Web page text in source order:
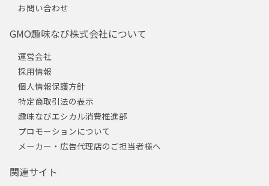
お問い合わせ
GMO趣味なび株式会社について
運営会社
採用情報
個人情報保護方針
特定商取引法の表示
趣味なびエシカル消費推進部
プロモーションについて
メーカー・広告代理店のご担当者様へ
関連サイト